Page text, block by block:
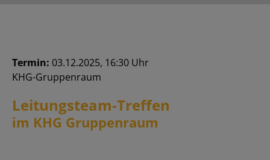
Termin: 03.12.2025, 16:30 Uhr
KHG-Gruppenraum
Leitungsteam-Treffen
im KHG Gruppenraum